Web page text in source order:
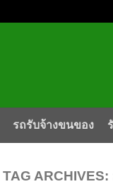
รถรับจ้างขนของ
TAG ARCHIVES: